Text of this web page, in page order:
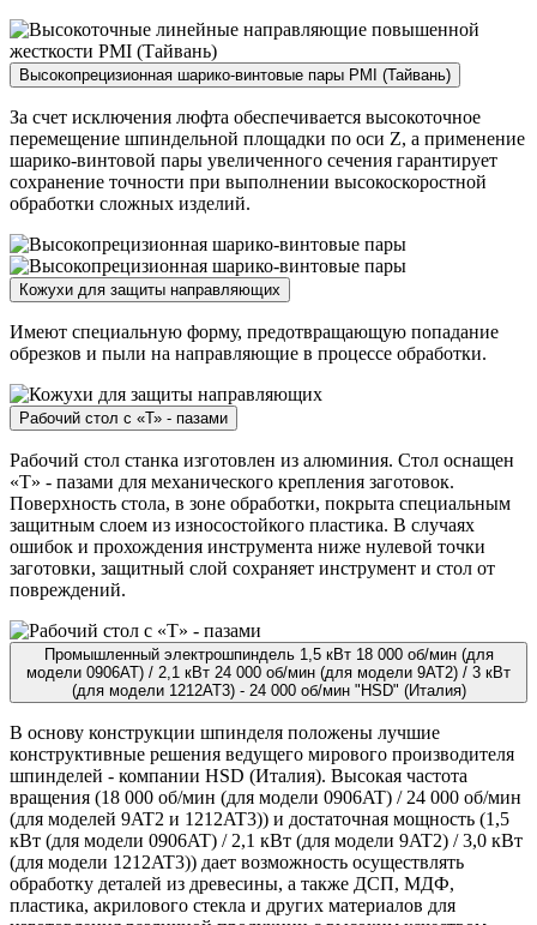
Высокопрецизионная шарико-винтовые пары PMI (Тайвань)
За счет исключения люфта обеспечивается высокоточное
перемещение шпиндельной площадки по оси Z, а применение
шарико-винтовой пары увеличенного сечения гарантирует
сохранение точности при выполнении высокоскоростной
обработки сложных изделий.
Кожухи для защиты направляющих
Имеют специальную форму, предотвращающую попадание
обрезков и пыли на направляющие в процессе обработки.
Рабочий стол с «Т» - пазами
Рабочий стол станка изготовлен из алюминия. Стол оснащен
«Т» - пазами для механического крепления заготовок.
Поверхность стола, в зоне обработки, покрыта специальным
защитным слоем из износостойкого пластика. В случаях
ошибок и прохождения инструмента ниже нулевой точки
заготовки, защитный слой сохраняет инструмент и стол от
повреждений.
Промышленный электрошпиндель 1,5 кВт 18 000 об/мин (для
модели 0906AT) / 2,1 кВт 24 000 об/мин (для модели 9AT2) / 3 кВт
(для модели 1212AT3) - 24 000 об/мин "HSD" (Италия)
В основу конструкции шпинделя положены лучшие
конструктивные решения ведущего мирового производителя
шпинделей - компании HSD (Италия). Высокая частота
вращения (18 000 об/мин (для модели 0906AT) / 24 000 об/мин
(для моделей 9AT2 и 1212AT3)) и достаточная мощность (1,5
кВт (для модели 0906AT) / 2,1 кВт (для модели 9AT2) / 3,0 кВт
(для модели 1212AT3)) дает возможность осуществлять
обработку деталей из древесины, а также ДСП, МДФ,
пластика, акрилового стекла и других материалов для